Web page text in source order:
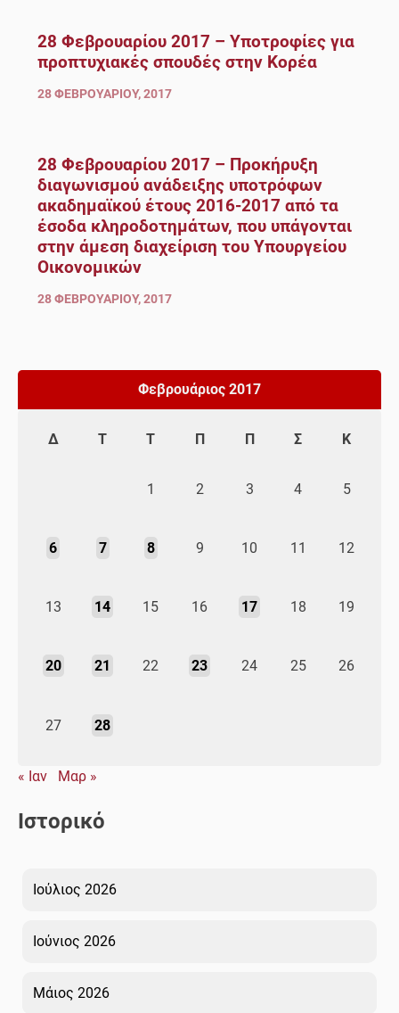
28 Φεβρουαρίου 2017 – Υποτροφίες για
προπτυχιακές σπουδές στην Κορέα
28 ΦΕΒΡΟΥΑΡΊΟΥ, 2017
28 Φεβρουαρίου 2017 – Προκήρυξη
διαγωνισμού ανάδειξης υποτρόφων
ακαδημαϊκού έτους 2016-2017 από τα
έσοδα κληροδοτημάτων, που υπάγονται
στην άμεση διαχείριση του Υπουργείου
Οικονομικών
28 ΦΕΒΡΟΥΑΡΊΟΥ, 2017
Φεβρουάριος 2017
Δ Τ Τ Π Π Σ Κ
1 2 3 4 5
6 7 8 9 10 11 12
13 14 15 16 17 18 19
20 21 22 23 24 25 26
27 28
« Ιαν Μαρ »
Ιστορικό
Ιούλιος 2026
Ιούνιος 2026
Μάιος 2026